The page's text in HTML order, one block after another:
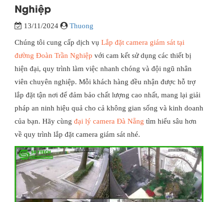
Nghiệp
13/11/2024 Thuong
Chúng tôi cung cấp dịch vụ Lắp đặt camera giám sát tại
đường Đoàn Trần Nghiệp với cam kết sử dụng các thiết bị
hiện đại, quy trình làm việc nhanh chóng và đội ngũ nhân
viên chuyên nghiệp. Mỗi khách hàng đều nhận được hỗ trợ
lắp đặt tận nơi để đảm bảo chất lượng cao nhất, mang lại giải
pháp an ninh hiệu quả cho cả không gian sống và kinh doanh
của bạn. Hãy cùng đại lý camera Đà Nẵng tìm hiểu sâu hơn
về quy trình lắp đặt camera giám sát nhé.